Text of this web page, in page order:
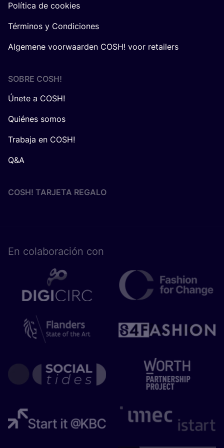
Política de cookies
Términos y Condiciones
Algemene voorwaarden COSH! voor retailers
SOBRE COSH!
Únete a COSH!
Quiénes somos
Trabaja en COSH!
Q&A
COSH! TARJETA REGALO
En cola­bo­ra­ción con